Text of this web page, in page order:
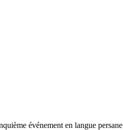
événement en langue persane